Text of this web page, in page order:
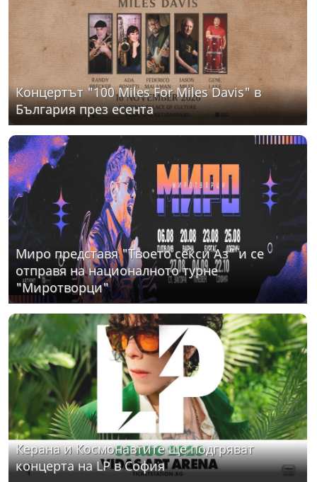
Концертът "100 Miles For Miles Davis" в
България през есента
Миро представя "Твоето секси Аз" и се
отправя на националното турне
"Миротворци"
Керана и Космонавтите ще подгряват
концерта на LP в София